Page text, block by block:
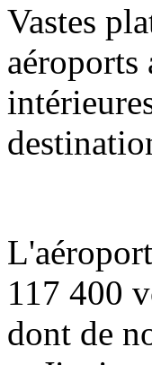
Vastes
117 400
dont de